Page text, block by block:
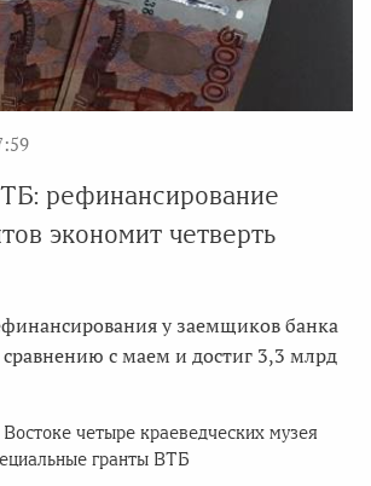
рефинансирование
экономит четверть
у заемщиков банка
с маем и достиг 3,3 млрд
четыре краеведческих музея
гранты ВТБ